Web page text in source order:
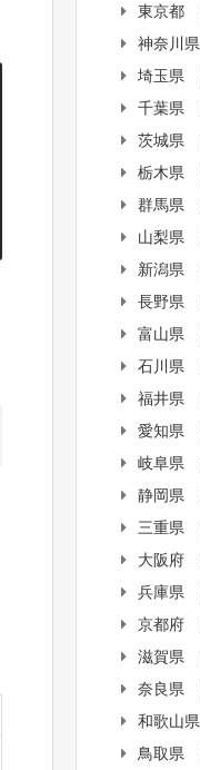
東京都
神奈川県
埼玉県
千葉県
茨城県
栃木県
群馬県
山梨県
新潟県
長野県
富山県
石川県
福井県
愛知県
岐阜県
静岡県
三重県
大阪府
兵庫県
京都府
滋賀県
奈良県
和歌山県
鳥取県